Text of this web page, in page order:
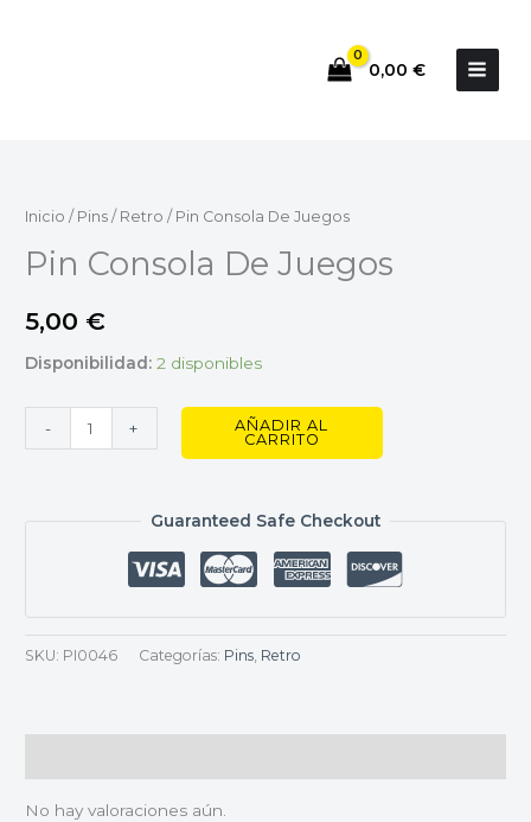
0,00 €
Inicio / Pins / Retro / Pin Consola De Juegos
Pin Consola De Juegos
5,00 €
Disponibilidad: 2 disponibles
-
De
cantidad
+
AÑADIR AL
CARRITO
Guaranteed Safe Checkout
SKU: PI0046 Categorías: Pins, Retro
No hay valoraciones aún.